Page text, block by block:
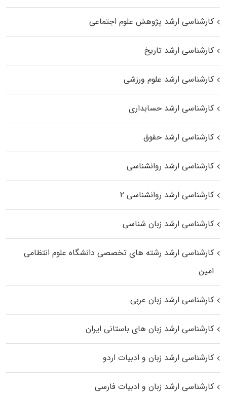
کارشناسی ارشد پژوهش علوم اجتماعی
کارشناسی ارشد تاریخ
کارشناسی ارشد علوم ورزشی
کارشناسی ارشد حسابداری
کارشناسی ارشد حقوق
کارشناسی ارشد روانشناسی
کارشناسی ارشد روانشناسی ۲
کارشناسی ارشد زبان شناسی
کارشناسی ارشد رﺷﺘﻪ ﻫﺎی تخصصی داﻧﺸﮕﺎه ﻋﻠﻮم انتظامی
اﻣﻴﻦ
کارشناسی ارشد زبان عربی
کارشناسی ارشد زبان‌ های باستانی ایران
کارشناسی ارشد زبان و ادبیات اردو
کارشناسی ارشد زبان و ادبیات فارسی